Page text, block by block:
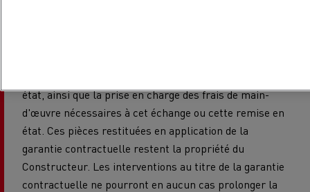
état, ainsi que la prise en charge des frais de main-
d'œuvre nécessaires à cet échange ou cette remise en
état. Ces pièces restituées en application de la
garantie contractuelle restent la propriété du
Constructeur. Les interventions au titre de la garantie
contractuelle ne pourront en aucun cas prolonger la